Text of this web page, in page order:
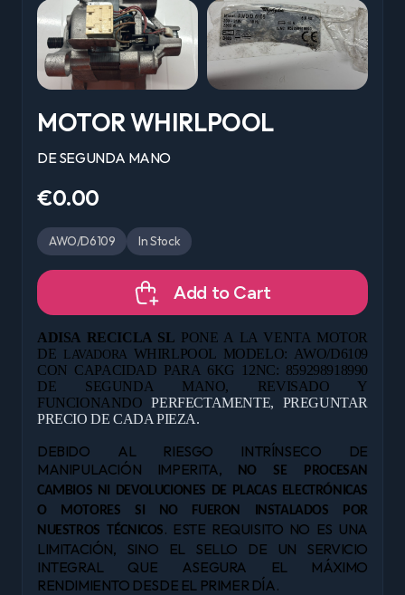
MOTOR WHIRLPOOL
DE SEGUNDA MANO
€0.00
AWO/D6109 In Stock
Add to Cart
ADISA RECICLA SL PONE A LA VENTA MOTOR
DE
LAVADORA WHIRLPOOL MODELO: AWO/D6109
CON CAPACIDAD PARA 6KG 12NC: 859298918990
DE SEGUNDA MANO, REVISADO Y
FUNCIONANDOPERFECTAMENTE, PREGUNTAR
PRECIO DE CADA PIEZA.
DEBIDO AL RIESGO INTRÍNSECO DE
MANIPULACIÓN IMPERITA,
NO SE PROCESAN
CAMBIOS NI DEVOLUCIONES DE PLACAS ELECTRÓNICAS
O MOTORES SI NO FUERON INSTALADOS POR
NUESTROS TÉCNICOS. ESTE REQUISITO NO ES UNA
LIMITACIÓN, SINO EL SELLO DE UN SERVICIO
INTEGRAL QUE ASEGURA EL MÁXIMO
RENDIMIENTO DESDE EL PRIMER DÍA.